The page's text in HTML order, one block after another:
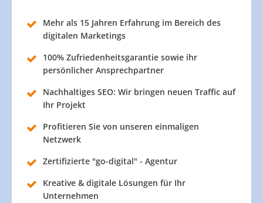
Mehr als 15 Jahren Erfahrung im Bereich des
digitalen Marketings
100% Zufriedenheitsgarantie sowie ihr
persönlicher Ansprechpartner
Nachhaltiges SEO: Wir bringen neuen Traffic auf
Ihr Projekt
Profitieren Sie von unseren einmaligen
Netzwerk
Zertifizierte "go-digital" - Agentur
Kreative & digitale Lösungen für Ihr
Unternehmen